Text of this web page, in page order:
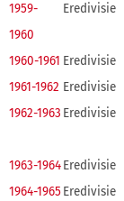
1959-
1960
Eredivisie
1960-1961 Eredivisie
1961-1962 Eredivisie
1962-1963 Eredivisie
1963-1964Eredivisie
1964-1965Eredivisie